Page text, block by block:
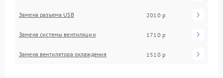
Замена разъема USB 2010 р
Замена системы вентиляции 1710 р
Замена вентилятора охлаждения 1510 р